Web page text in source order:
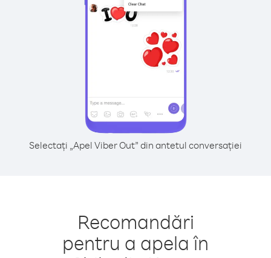
Selectați „Apel Viber Out” din antetul conversației
Recomandări
pentru a apela în